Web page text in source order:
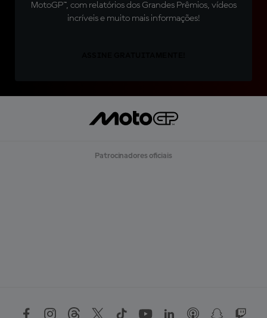
MotoGP™, com relatórios dos Grandes Prêmios, vídeos
incríveis e muito mais informações!
Patrocinadores oficiais